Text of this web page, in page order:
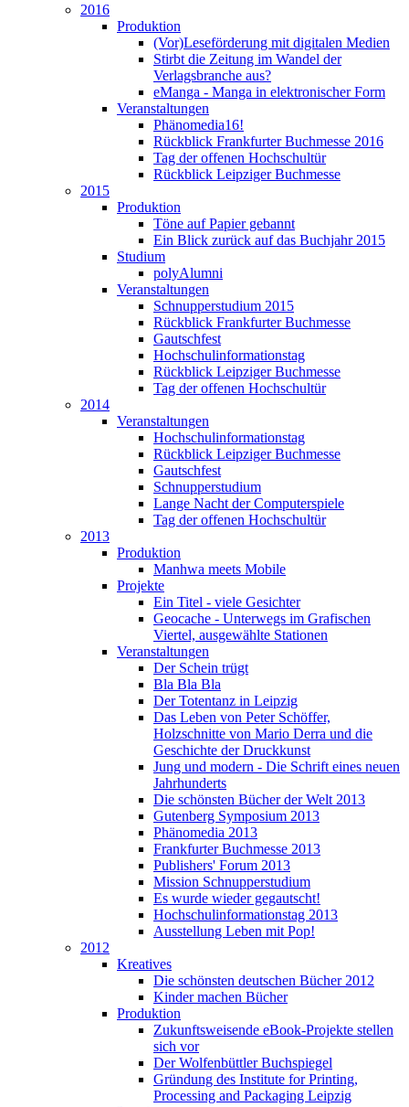
2016
Produktion
(Vor)Leseförderung mit digitalen Medien
Stirbt die Zeitung im Wandel der
Verlagsbranche aus?
eManga - Manga in elektronischer Form
Veranstaltungen
Phänomedia16!
Rückblick Frankfurter Buchmesse 2016
Tag der offenen Hochschultür
Rückblick Leipziger Buchmesse
2015
Produktion
Töne auf Papier gebannt
Ein Blick zurück auf das Buchjahr 2015
Studium
polyAlumni
Veranstaltungen
Schnupperstudium 2015
Rückblick Frankfurter Buchmesse
Gautschfest
Hochschulinformationstag
Rückblick Leipziger Buchmesse
Tag der offenen Hochschultür
2014
Veranstaltungen
Hochschulinformationstag
Rückblick Leipziger Buchmesse
Gautschfest
Schnupperstudium
Lange Nacht der Computerspiele
Tag der offenen Hochschultür
2013
Produktion
Manhwa meets Mobile
Projekte
Ein Titel - viele Gesichter
Geocache - Unterwegs im Grafischen
Viertel, ausgewählte Stationen
Veranstaltungen
Der Schein trügt
Bla Bla Bla
Der Totentanz in Leipzig
Das Leben von Peter Schöffer,
Holzschnitte von Mario Derra und die
Geschichte der Druckkunst
Jung und modern - Die Schrift eines neuen
Jahrhunderts
Die schönsten Bücher der Welt 2013
Gutenberg Symposium 2013
Phänomedia 2013
Frankfurter Buchmesse 2013
Publishers' Forum 2013
Mission Schnupperstudium
Es wurde wieder gegautscht!
Hochschulinformationstag 2013
Ausstellung Leben mit Pop!
2012
Kreatives
Die schönsten deutschen Bücher 2012
Kinder machen Bücher
Produktion
Zukunftsweisende eBook-Projekte stellen
sich vor
Der Wolfenbüttler Buchspiegel
Gründung des Institute for Printing,
Processing and Packaging Leipzig